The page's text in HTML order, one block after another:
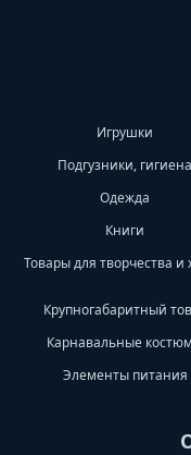
Игрушки
Подгузники, гигиена
Одежда
Книги
Товары для творчества и
Крупногабаритный
Карнавальные
Элементы питания